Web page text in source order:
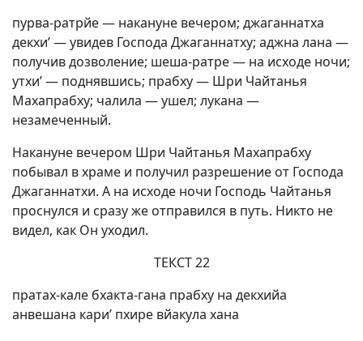
пурва-ратрйе — накануне вечером; джаганнатха
декхи’ — увидев Господа Джаганнатху; аджна лана —
получив дозволение; шеша-ратре — на исходе ночи;
утхи’ — поднявшись; прабху — Шри Чайтанья
Махапрабху; чалила — ушел; лукана —
незамеченный.
Накануне вечером Шри Чайтанья Махапрабху
побывал в храме и получил разрешение от Господа
Джаганнатхи. А на исходе ночи Господь Чайтанья
проснулся и сразу же отправился в путь. Никто не
видел, как Он уходил.
ТЕКСТ 22
пратах-кале бхакта-гана прабху на декхийа
анвешана кари’ пхире вйакула хана